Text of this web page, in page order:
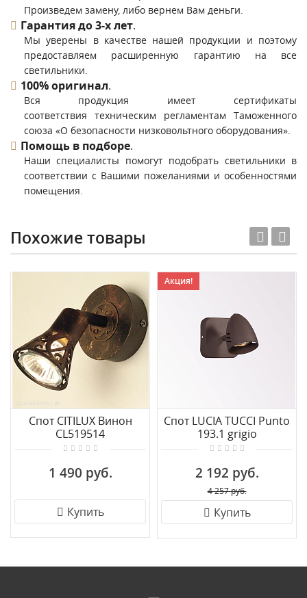
Произведем замену, либо вернем Вам деньги.
Гарантия до 3-х лет.
Мы уверены в качестве нашей продукции и поэтому
предоставляем расширенную гарантию на все
светильники.
100% оригинал.
Вся продукция имеет сертификаты
соответствия техническим регламентам Таможенного
союза «О безопасности низковольтного оборудования».
Помощь в подборе.
Наши специалисты помогут подобрать светильники в
соответствии с Вашими пожеланиями и особенностями
помещения.
Похожие товары
Спот CITILUX Винон
CL519514
1 490 руб.
Купить
Акция!
Спот LUCIA TUCCI Punto
193.1 grigio
2 192 руб.
4 257 руб.
Купить